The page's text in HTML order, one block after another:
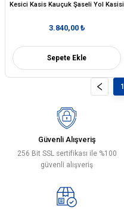
Kesici Kasis Kauçuk Şaseli Yol Kasisi
3.840,00 ₺
Sepete Ekle
1
Güvenli Alışveriş
256 Bit SSL sertifikası ile %100
güvenli alışveriş